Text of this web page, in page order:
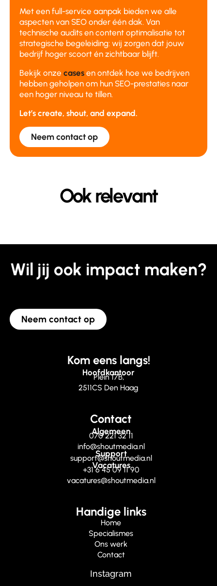
Met een full-service aanpak bieden we alle
aspecten van SEO onder één dak. Van
technische audits en content optimalisatie tot
strategische begeleiding: wij zorgen dat jouw
bedrijf hoger scoort én zichtbaar blijft.
Bekijk onze cases en ontdek hoe we bedrijven
hebben geholpen om hun SEO-prestaties naar
een hoger niveau te tillen.
Let’s create, shout, and expand.
Neem contact op
Ook relevant
Wil jij ook impact maken?
Neem contact op
Kom eens langs!
Hoofdkantoor
Plein 17B,
2511CS Den Haag
Contact
Algemeen
070 221 32 11
info@shoutmedia.nl
Support
support@shoutmedia.nl
Vacatures
+31 6 45 09 11 90
vacatures@shoutmedia.nl
Handige links
Home
Specialismes
Ons werk
Contact
Instagram